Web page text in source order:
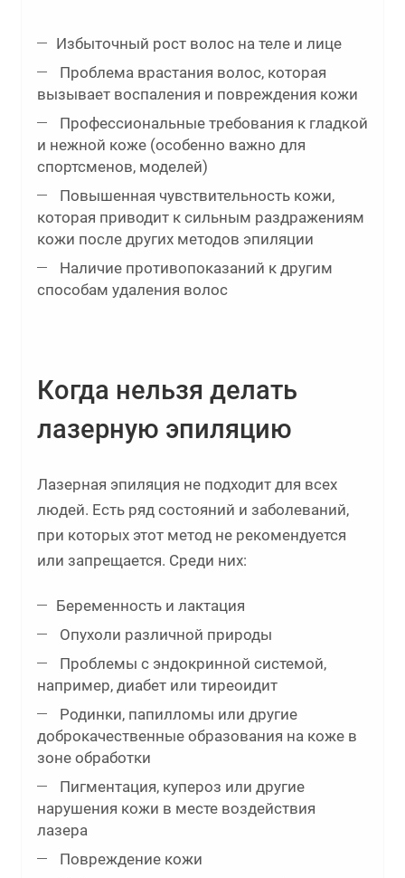
Избыточный рост волос на теле и лице
Проблема врастания волос, которая
вызывает воспаления и повреждения кожи
Профессиональные требования к гладкой
и нежной коже (особенно важно для
спортсменов, моделей)
Повышенная чувствительность кожи,
которая приводит к сильным раздражениям
кожи после других методов эпиляции
Наличие противопоказаний к другим
способам удаления волос
Когда нельзя делать
лазерную эпиляцию
Лазерная эпиляция не подходит для всех
людей. Есть ряд состояний и заболеваний,
при которых этот метод не рекомендуется
или запрещается. Среди них:
Беременность и лактация
Опухоли различной природы
Проблемы с эндокринной системой,
например, диабет или тиреоидит
Родинки, папилломы или другие
доброкачественные образования на коже в
зоне обработки
Пигментация, купероз или другие
нарушения кожи в месте воздействия
лазера
Повреждение кожи